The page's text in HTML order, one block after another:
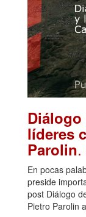
Diálogo
líderes
Parolin
En pocas
preside
post Diálogo
Pietro Parolin